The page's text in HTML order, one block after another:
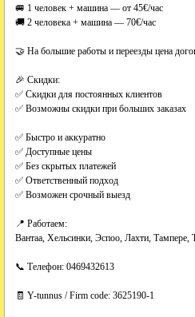
🚐 1 человек + машина — от 45€/час
🚚 2 человека + машина — 70€/час
🤝 На большие работы и переезды цена
🎉 Скидки:
✅ Скидки для постоянных клиентов
✅ Возможны скидки при больших заказах
✅ Быстро и аккуратно
✅ Доступные цены
✅ Без скрытых платежей
✅ Ответственный подход
✅ Возможен срочный выезд
📍 Работаем:
Вантаа, Хельсинки, Эспоо, Лахти,
📞 Телефон: 0469432613
🧾 Y-tunnus / Firm code: 3625190-1